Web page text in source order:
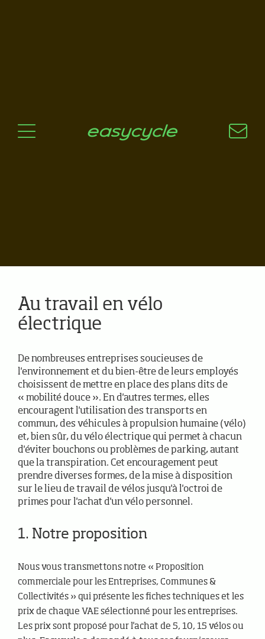
A jour
Au travail en vélo
électrique
De nombreuses entreprises soucieuses de
l'environnement et du bien-être de leurs employés
choisissent de mettre en place des plans dits de
« mobilité douce ». En d'autres termes, elles
encouragent l'utilisation des transports en
commun, des véhicules à propulsion humaine (vélo)
et, bien sûr, du vélo électrique qui permet à chacun
d'éviter bouchons ou problèmes de parking, autant
que la transpiration. Cet encouragement peut
prendre diverses formes, de la mise à disposition
sur le lieu de travail de vélos jusqu'à l'octroi de
primes pour l'achat d'un vélo personnel.
1. Notre proposition
Nous vous transmettons notre « Proposition
commerciale pour les Entreprises, Communes &
Collectivités » qui présente les fiches techniques et les
prix de chaque VAE sélectionné pour les entreprises.
Les prix sont proposé pour l'achat de 5, 10, 15 vélos ou